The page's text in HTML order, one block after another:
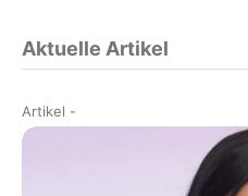
Aktuelle Artikel
Artikel -